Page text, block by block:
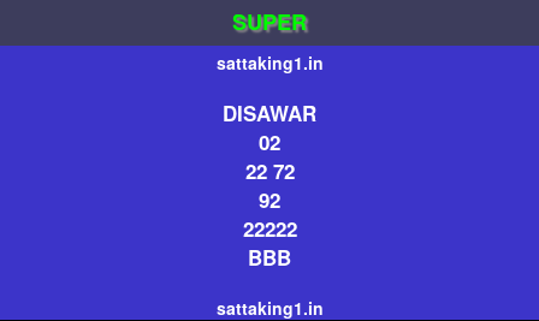
SUPER
sattaking1.in
DISAWAR
02
22 72
92
22222
BBB
sattaking1.in